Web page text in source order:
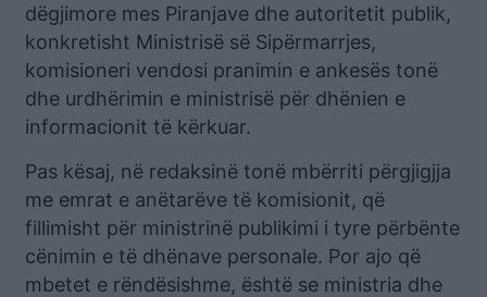
dëgjimore mes Piranjave dhe autoritetit publik,
konkretisht Ministrisë së Sipërmarrjes,
komisioneri vendosi pranimin e ankesës tonë
dhe urdhërimin e ministrisë për dhënien e
informacionit të kërkuar.
Pas kësaj, në redaksinë tonë mbërriti përgjigjja
me emrat e anëtarëve të komisionit, që
fillimisht për ministrinë publikimi i tyre përbënte
cënimin e të dhënave personale. Por ajo që
mbetet e rëndësishme, është se ministria dhe